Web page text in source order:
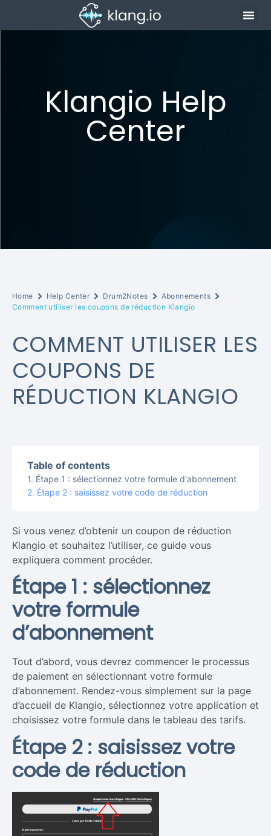
Klangio Help
Center
Home Help Center Drum2Notes
Abonnements
Comment utiliser les coupons de réduction Klangio
COMMENT UTILISER LES
COUPONS DE
RÉDUCTION KLANGIO
Table of contents
Étape 1 : sélectionnez votre formule d'abonnement
Étape 2 : saisissez votre code de réduction
Si vous venez d’obtenir un coupon de réduction
Klangio et souhaitez l’utiliser, ce guide vous
expliquera comment procéder.
Étape 1 : sélectionnez
votre formule
d’abonnement
Tout d’abord, vous devrez commencer le processus
de paiement en sélectionnant votre formule
d’abonnement. Rendez-vous simplement sur la page
d’accueil de Klangio, sélectionnez votre application et
choisissez votre formule dans le tableau des tarifs.
Étape 2 : saisissez votre
code de réduction